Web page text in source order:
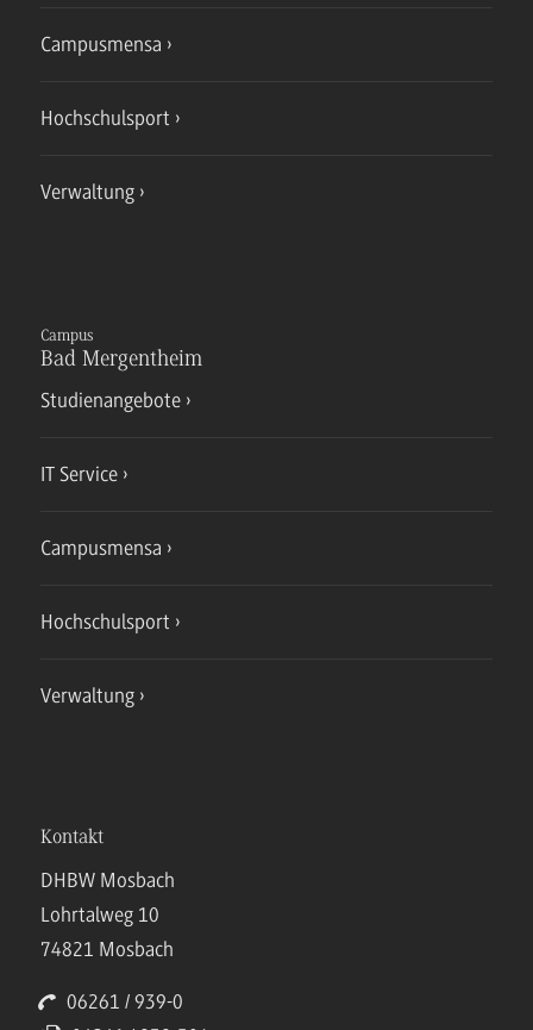
Campusmensa
Hochschulsport
Verwaltung
Campus
Bad Mergentheim
Studienangebote
IT Service
Campusmensa
Hochschulsport
Verwaltung
Kontakt
DHBW Mosbach
Lohrtalweg 10
74821 Mosbach
06261 / 939-0